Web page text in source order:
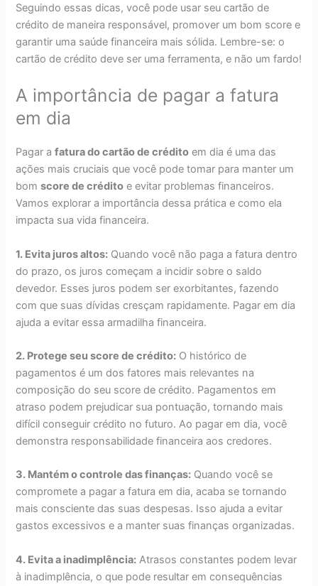
Seguindo essas dicas, você pode usar seu cartão de
crédito de maneira responsável, promover um bom score e
garantir uma saúde financeira mais sólida. Lembre-se: o
cartão de crédito deve ser uma ferramenta, e não um fardo!
A importância de pagar a fatura
em dia
Pagar afatura do cartão de crédito em dia é uma das
ações mais cruciais que você pode tomar para manter um
bomscore de crédito e evitar problemas financeiros.
Vamos explorar a importância dessa prática e como ela
impacta sua vida financeira.
1. Evita juros altos: Quando você não paga a fatura dentro
do prazo, os juros começam a incidir sobre o saldo
devedor. Esses juros podem ser exorbitantes, fazendo
com que suas dívidas cresçam rapidamente. Pagar em dia
ajuda a evitar essa armadilha financeira.
2. Protege seu score de crédito: O histórico de
pagamentos é um dos fatores mais relevantes na
composição do seu score de crédito. Pagamentos em
atraso podem prejudicar sua pontuação, tornando mais
difícil conseguir crédito no futuro. Ao pagar em dia, você
demonstra responsabilidade financeira aos credores.
3. Mantém o controle das finanças: Quando você se
compromete a pagar a fatura em dia, acaba se tornando
mais consciente das suas despesas. Isso ajuda a evitar
gastos excessivos e a manter suas finanças organizadas.
4. Evita a inadimplência: Atrasos constantes podem levar
à inadimplência, o que pode resultar em consequências